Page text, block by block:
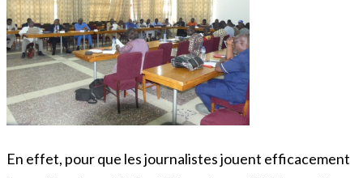
En effet, pour que les journalistes jouent efficacement